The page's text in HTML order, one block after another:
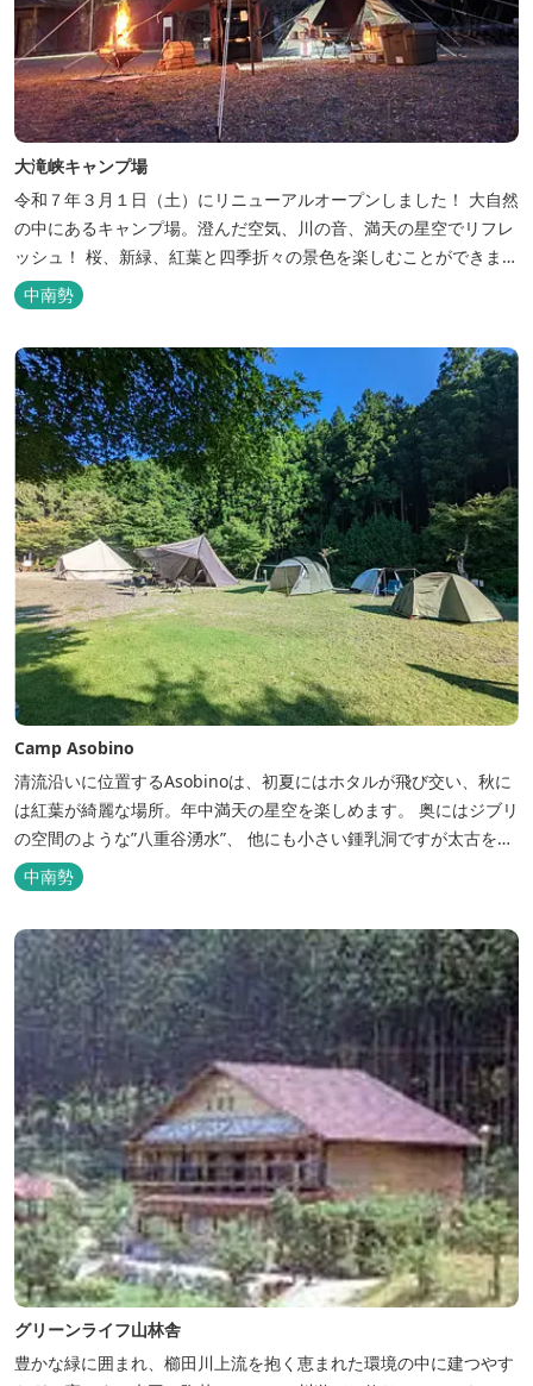
大滝峡キャンプ場
令和７年３月１日（土）にリニューアルオープンしました！ 大自然
の中にあるキャンプ場。澄んだ空気、川の音、満天の星空でリフレ
ッシュ！ 桜、新緑、紅葉と四季折々の景色を楽しむことができま
す。 紀勢自動車道「大宮大台Ic」から車で約10分と好アクセス！
今年の営業は１２月１４日（日）までです！来年は３月１日（日）
ートテント...
中南勢
Camp Asobino
清流沿いに位置するAsobinoは、初夏にはホタルが飛び交い、秋に
は紅葉が綺麗な場所。年中満天の星空を楽しめます。 奥にはジブリ
の空間のような”八重谷湧水”、 他にも小さい鍾乳洞ですが太古を想
像させる”風穴”などがあり、自然が豊かなスポットです。 wi-fi完
備。テントサウナもご利用いただけます。 また近くには廃校を活用
中南勢
グリーンライフ山林舎
豊かな緑に囲まれ、櫛田川上流を抱く恵まれた環境の中に建つやす